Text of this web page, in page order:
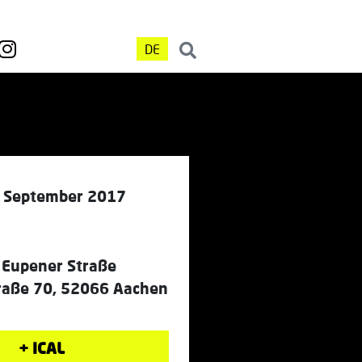
DE
2017
Straße
70, 52066 Aachen
+ ICAL